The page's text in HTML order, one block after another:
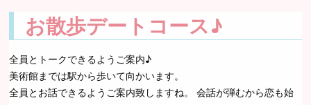
お散歩デートコース♪
全員とトークできるようご案内♪
美術館までは駅から歩いて向かいます。
全員とお話できるようご案内致しますね。 会話が弾むから恋も始